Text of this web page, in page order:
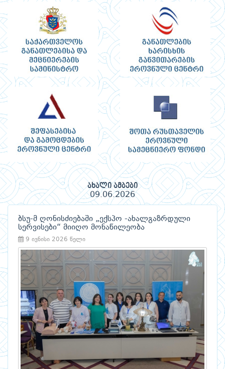
ახალი ამბები
09.06.2026
ბსუ-მ ღონისძიებაში „ექსპო -ახალგაზრდული
სერვისები“ მიიღო მონაწილეობა
9 ივნისი 2026 წელი